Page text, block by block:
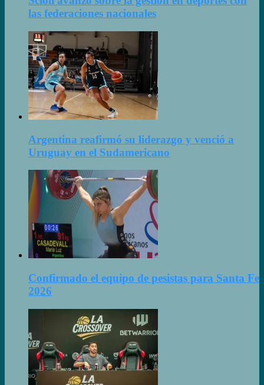
las federaciones nacionales
Argentina reafirmó su liderazgo y venció a
Uruguay en el Sudamericano
Confirmado el equipo de pesistas para Santa Fe
2026